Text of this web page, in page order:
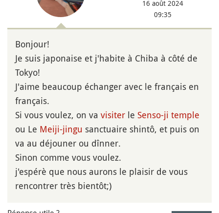
16 août 2024
09:35
Bonjour!
Je suis japonaise et j'habite à Chiba à côté de
Tokyo!
J'aime beaucoup échanger avec le français en
français.
Si vous voulez, on va visiter le Senso-ji temple
ou Le Meiji-jingu sanctuaire shintô, et puis on
va au déjouner ou dînner.
Sinon comme vous voulez.
j'espérè que nous aurons le plaisir de vous
rencontrer très bientôt;)